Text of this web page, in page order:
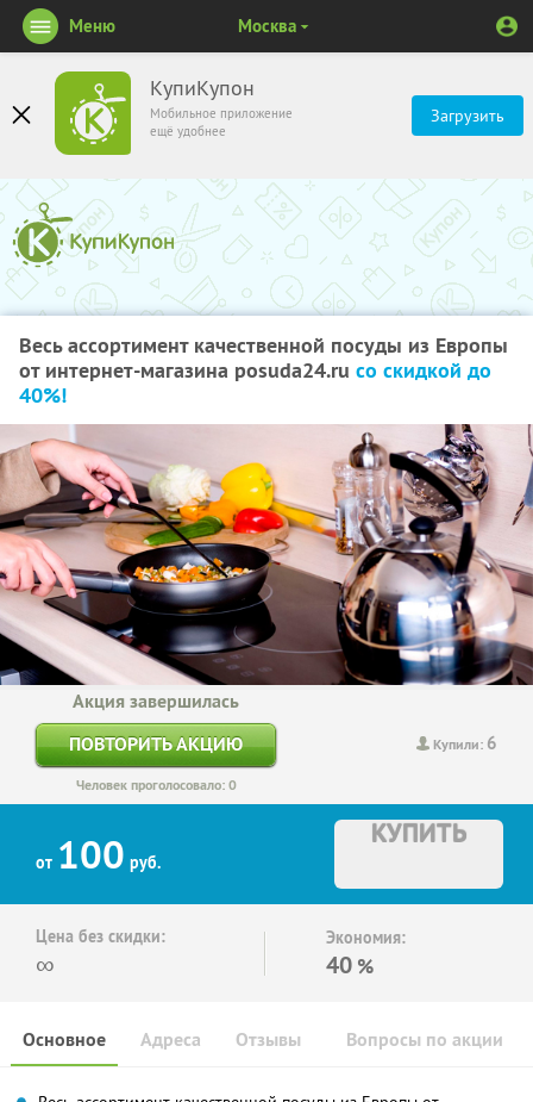
КупиКупон
Мобильное приложение
ещё удобнее
Загрузить
Меню Москва
Весь ассортимент качественной посуды из Европы
от интернет-магазина posuda24.ru со скидкой до
40%!
Купили: 6
Акция завершилась
ПОВТОРИТЬ АКЦИЮ
Человек проголосовало: 0
от 100 руб.
КУПИТЬ
Цена без скидки:
∞
Экономия:
40 %
Основное Отзывы Вопросы по акции
Адреса